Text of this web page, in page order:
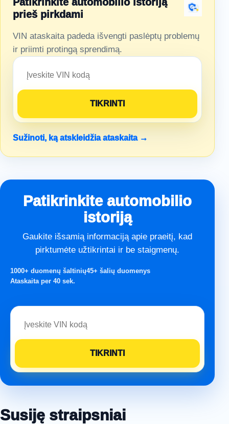
prieš pirkdami
VIN ataskaita padeda išvengti paslėptų problemų
ir priimti protingą sprendimą.
Sužinoti, ką atskleidžia ataskaita →
Patikrinkite automobilio
istoriją
Gaukite išsamią informaciją apie praeitį, kad
pirktumėte užtikrintai ir be staigmenų.
1000+ duomenų šaltinių45+ šalių duomenys
Ataskaita per 40 sek.
Susiję straipsniai